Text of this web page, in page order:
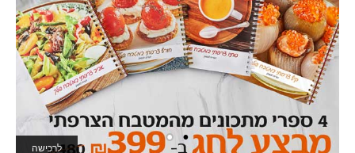
לרכישה
לאתר המשחקים